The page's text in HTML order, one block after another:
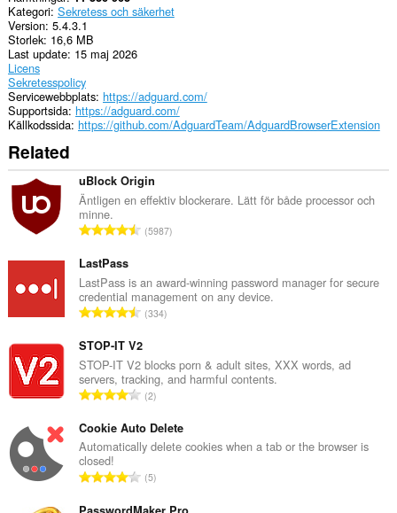
extension
can
store
an
unlimited
amount
of
client-
side
Kategori Sekretess och säkerhet
Version 5.4.3.1
Storlek 16,6 MB
Last update 15 maj 2026
Licens
Sekretesspolicy
Servicewebbplats https://adguard.com/
Supportsida https://adguard.com/
Källkodssida https://github.com/AdguardTeam/AdguardBrowserExtension
Related
uBlock Origin
Äntligen en effektiv blockerare. Lätt för både processor och
minne.
T
a
l
t
n
t
a
b
e
t
y
5987
LastPass
LastPass is an award-winning password manager for secure
credential management on any device.
T
t
a
l
t
n
t
a
b
334
STOP-IT V2
STOP-IT V2 blocks porn & adult sites, XXX words, ad
servers, tracking, and harmful contents.
T
t
a
t
2
Cookie Auto Delete
Automatically delete cookies when a tab or the browser is
closed!
T5